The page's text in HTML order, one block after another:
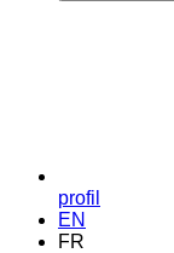
profil
EN
FR